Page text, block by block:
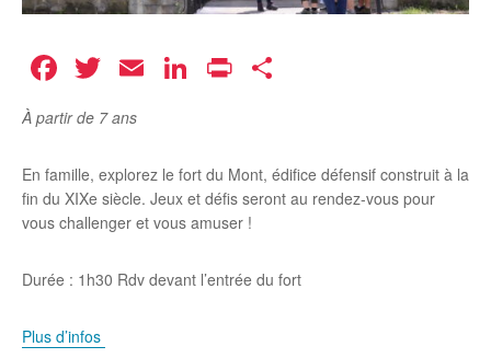
Facebook
Twitter
EmailLinkedIn
Print
À partir de 7 ans
En famille, explorez le fort du Mont, édifice défensif construit à la
fin du XIXe siècle. Jeux et défis seront au rendez-vous pour
vous challenger et vous amuser !
Durée : 1h30 Rdv devant l’entrée du fort
Plus d’infos